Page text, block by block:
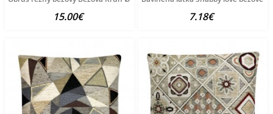
15.00€ 7.18€